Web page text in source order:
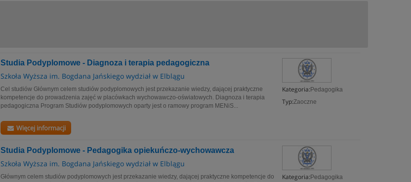
Studia Podyplomowe - Diagnoza i terapia pedagogiczna
Szkoła Wyższa im. Bogdana Jańskiego wydział w Elblągu
Kategoria: Pedagogika
Typ:Zaoczne
Cel studiów Głównym celem studiów podyplomowych jest przekazanie wiedzy, dającej praktyczne
kompetencje do prowadzenia zajęć w placówkach wychowawczo-oświatowych. Diagnoza i terapia
pedagogiczna Program Studiów podyplomowych oparty jest o ramowy program MENiS...
Więcej informacji
Studia Podyplomowe - Pedagogika opiekuńczo-wychowawcza
Szkoła Wyższa im. Bogdana Jańskiego wydział w Elblągu
Kategoria: Pedagogika
Głównym celem studiów podyplomowych jest przekazanie wiedzy, dającej praktyczne kompetencje do